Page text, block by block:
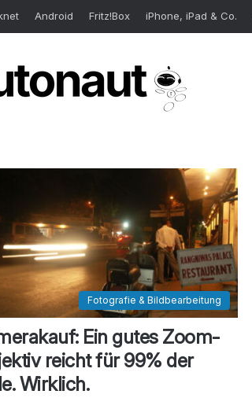
Android Fritz!Box iPhone, iPad & Co.
Fotografie & Bildbearbeitung
Ein gutes Zoom-
reicht für 99% der
Wirklich.